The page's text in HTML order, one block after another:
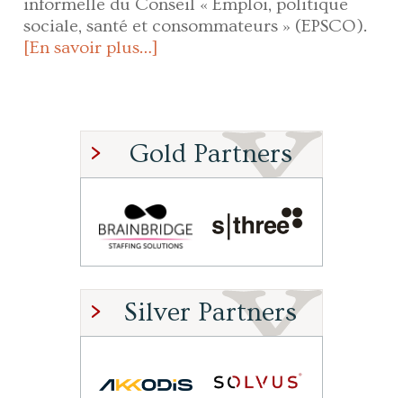
informelle du Conseil « Emploi, politique
sociale, santé et consommateurs » (EPSCO).
[En savoir plus…]
Gold Partners
Silver Partners